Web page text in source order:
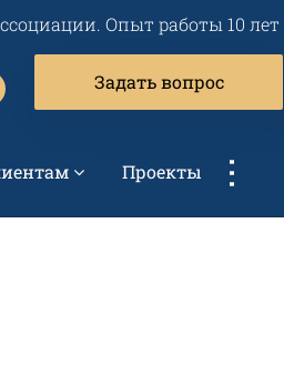
Опыт работы 10 лет
Задать вопрос
Проекты ...